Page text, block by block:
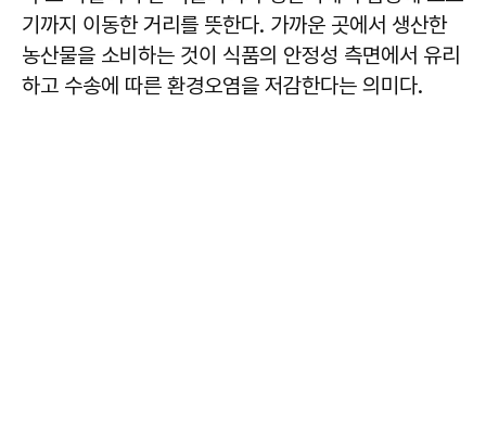
기까지 이동한 거리를 뜻한다. 가까운 곳에서 생산한
농산물을 소비하는 것이 식품의 안정성 측면에서 유리
하고 수송에 따른 환경오염을 저감한다는 의미다.